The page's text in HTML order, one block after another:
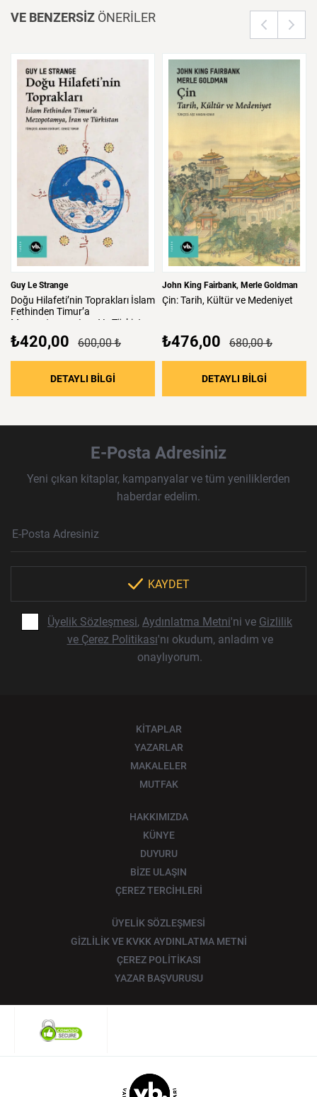
VE BENZERSİZ ÖNERİLER
Guy Le Strange
Doğu Hilafeti’nin Toprakları İslam
Fethinden Timur’a
Mezopotamya,
Iran Ve Türkistan
₺420,00 600,00 ₺
DETAYLI BİLGİ : Doğu Hilafeti’nin Toprakları İslam
John King Fairbank Merle Goldman
Çin:Tarih, Kültürve Medeniyet
₺476,00 680,00 ₺
DETAYLI BİLGİ
E-Posta Adresiniz
Yeni çıkan kitaplar, kampanyalar ve tüm yeniliklerden
haberdar edelim.
Haber Bülteni Aboneliği
KAYDET
Üyelik Sözleşmesi, Aydınlatma Metni'ni ve Gizlilik
ve Çerez Politikası'nı okudum, anladım ve
onaylıyorum.
KİTAPLAR
YAZARLAR
MAKALELER
MUTFAK
HAKKIMIZDA
KÜNYE
DUYURU
BİZE ULAŞIN
ÇEREZ TERCİHLERİ
ÜYELİK SÖZLEŞMESİ
GİZLİLİK VE KVKK AYDINLATMA METNİ
ÇEREZ POLİTİKASI
YAZAR BAŞVURUSU